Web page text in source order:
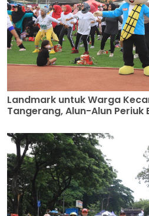
Landmark untuk Warga
Tangerang, Alun-Alun Periuk